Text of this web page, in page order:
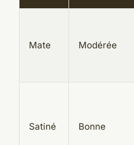
Mate Modérée
Satiné Bonne